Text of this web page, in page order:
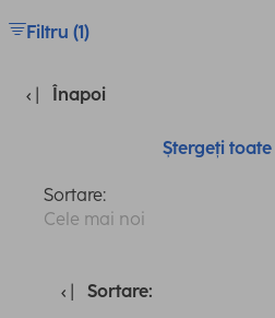
Filtru (1)
Înapoi
Ștergeți
Sortare:
Cele mai noi
Sortare: